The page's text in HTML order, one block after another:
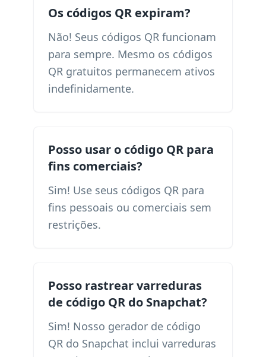
Os códigos QR expiram?
Não! Seus códigos QR funcionam
para sempre. Mesmo os códigos
QR gratuitos permanecem ativos
indefinidamente.
Posso usar o código QR para
fins comerciais?
Sim! Use seus códigos QR para
fins pessoais ou comerciais sem
restrições.
Posso rastrear varreduras
de código QR do Snapchat?
Sim! Nosso gerador de código
QR do Snapchat inclui varreduras